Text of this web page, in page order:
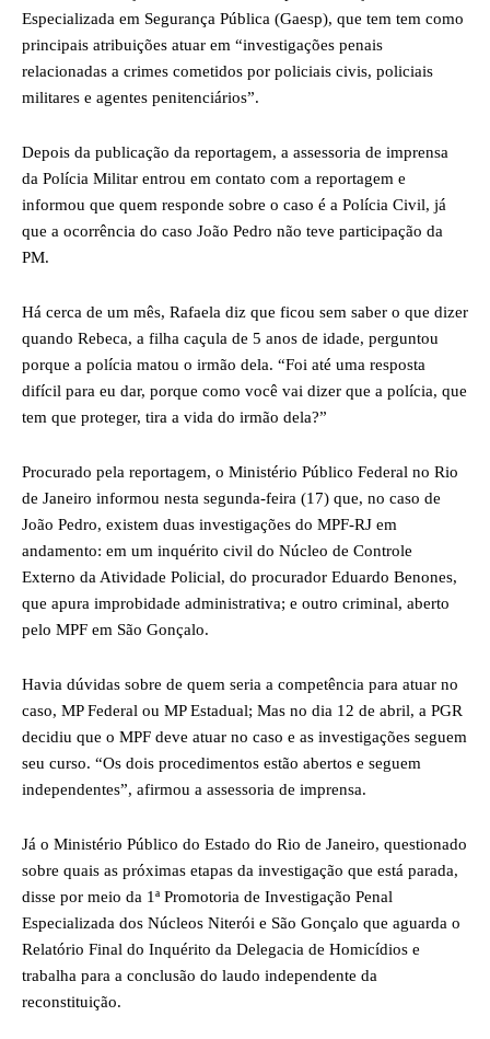
Especializada em Segurança Pública (Gaesp), que tem tem como
principais atribuições atuar em “investigações penais
relacionadas a crimes cometidos por policiais civis, policiais
militares e agentes penitenciários”.
Depois da publicação da reportagem, a assessoria de imprensa
da Polícia Militar entrou em contato com a reportagem e
informou que quem responde sobre o caso é a Polícia Civil, já
que a ocorrência do caso João Pedro não teve participação da
PM.
Há cerca de um mês, Rafaela diz que ficou sem saber o que dizer
quando Rebeca, a filha caçula de 5 anos de idade, perguntou
porque a polícia matou o irmão dela. “Foi até uma resposta
difícil para eu dar, porque como você vai dizer que a polícia, que
tem que proteger, tira a vida do irmão dela?”
Procurado pela reportagem, o Ministério Público Federal no Rio
de Janeiro informou nesta segunda-feira (17) que, no caso de
João Pedro, existem duas investigações do MPF-RJ em
andamento: em um inquérito civil do Núcleo de Controle
Externo da Atividade Policial, do procurador Eduardo Benones,
que apura improbidade administrativa; e outro criminal, aberto
pelo MPF em São Gonçalo.
Havia dúvidas sobre de quem seria a competência para atuar no
caso, MP Federal ou MP Estadual; Mas no dia 12 de abril, a PGR
decidiu que o MPF deve atuar no caso e as investigações seguem
seu curso. “Os dois procedimentos estão abertos e seguem
independentes”, afirmou a assessoria de imprensa.
Já o Ministério Público do Estado do Rio de Janeiro, questionado
sobre quais as próximas etapas da investigação que está parada,
disse por meio da 1ª Promotoria de Investigação Penal
Especializada dos Núcleos Niterói e São Gonçalo que aguarda o
Relatório Final do Inquérito da Delegacia de Homicídios e
trabalha para a conclusão do laudo independente da
reconstituição.